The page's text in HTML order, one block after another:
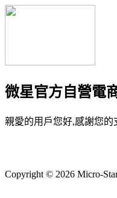
微星官方自營電
親愛的用戶您好,感謝您的
Copyright © 2026 Micro-